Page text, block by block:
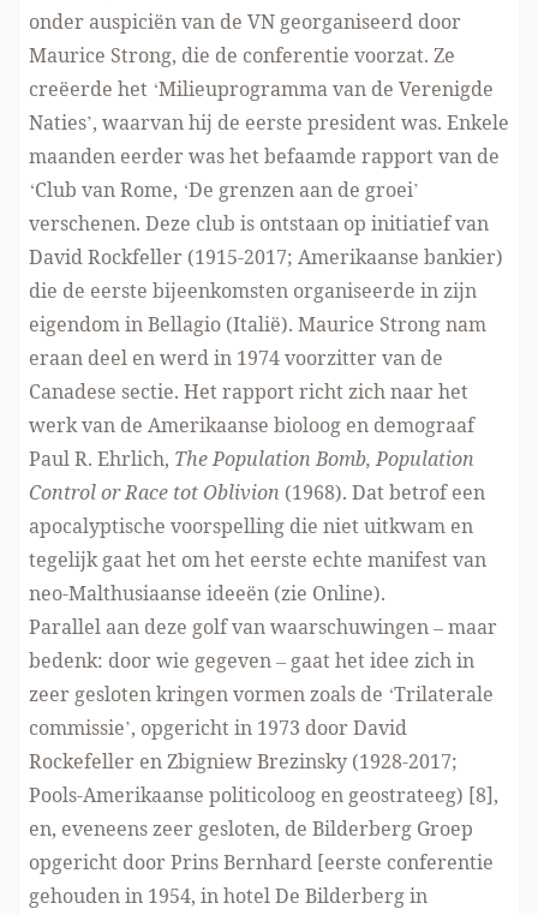
onder auspiciën van de VN georganiseerd door
Maurice Strong, die de conferentie voorzat. Ze
creëerde het ‘Milieuprogramma van de Verenigde
Naties’, waarvan hij de eerste president was. Enkele
maanden eerder was het befaamde rapport van de
‘Club van Rome, ‘De grenzen aan de groei’
verschenen. Deze club is ontstaan ​​op initiatief van
David Rockfeller (1915-2017; Amerikaanse bankier)
die de eerste bijeenkomsten organiseerde in zijn
eigendom in Bellagio (Italië). Maurice Strong nam
eraan deel en werd in 1974 voorzitter van de
Canadese sectie. Het rapport richt zich naar het
werk van de Amerikaanse bioloog en demograaf
Paul R. Ehrlich, The Population Bomb, Population
Control or Race tot Oblivion (1968). Dat betrof een
apocalyptische voorspelling die niet uitkwam en
tegelijk gaat het om het eerste echte manifest van
neo-Malthusiaanse ideeën (zie Online).
Parallel aan deze golf van waarschuwingen – maar
bedenk: door wie gegeven – gaat het idee zich in
zeer gesloten kringen vormen zoals de ‘Trilaterale
commissie’, opgericht in 1973 door David
Rockefeller en Zbigniew Brezinsky (1928-2017;
Pools-Amerikaanse politicoloog en geostrateeg) [8],
en, eveneens zeer gesloten, de Bilderberg Groep
opgericht door Prins Bernhard [eerste conferentie
gehouden in 1954, in hotel De Bilderberg in